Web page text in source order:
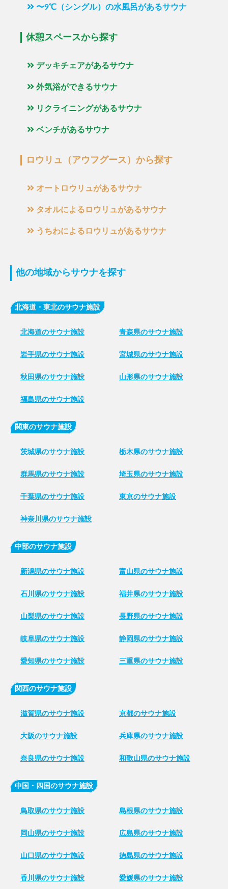
〜9℃（シングル）の水風呂があるサウナ
休憩スペースから探す
デッキチェアがあるサウナ
外気浴ができるサウナ
リクライニングがあるサウナ
ベンチがあるサウナ
ロウリュ（アウフグース）から探す
オートロウリュがあるサウナ
タオルによるロウリュがあるサウナ
うちわによるロウリュがあるサウナ
他の地域からサウナを探す
北海道・東北のサウナ施設
北海道のサウナ施設 青森県のサウナ施設
岩手県のサウナ施設 宮城県のサウナ施設
秋田県のサウナ施設 山形県のサウナ施設
福島県のサウナ施設
関東のサウナ施設
茨城県のサウナ施設 栃木県のサウナ施設
群馬県のサウナ施設 埼玉県のサウナ施設
千葉県のサウナ施設 東京のサウナ施設
神奈川県のサウナ施設
中部のサウナ施設
新潟県のサウナ施設 富山県のサウナ施設
石川県のサウナ施設 福井県のサウナ施設
山梨県のサウナ施設 長野県のサウナ施設
岐阜県のサウナ施設 静岡県のサウナ施設
愛知県のサウナ施設 三重県のサウナ施設
関西のサウナ施設
滋賀県のサウナ施設 京都のサウナ施設
大阪のサウナ施設 兵庫県のサウナ施設
奈良県のサウナ施設 和歌山県のサウナ施設
中国・四国のサウナ施設
鳥取県のサウナ施設 島根県のサウナ施設
岡山県のサウナ施設 広島県のサウナ施設
山口県のサウナ施設 徳島県のサウナ施設
香川県のサウナ施設 愛媛県のサウナ施設